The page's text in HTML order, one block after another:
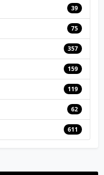
39
75
357
159
119
62
611